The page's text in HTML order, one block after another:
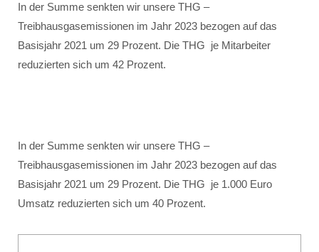
In der Summe senkten wir unsere THG –
Treibhausgasemissionen im Jahr 2023 bezogen auf das
Basisjahr 2021 um 29 Prozent. Die THG je Mitarbeiter
reduzierten sich um 42 Prozent.
In der Summe senkten wir unsere THG –
Treibhausgasemissionen im Jahr 2023 bezogen auf das
Basisjahr 2021 um 29 Prozent. Die THG je 1.000 Euro
Umsatz reduzierten sich um 40 Prozent.